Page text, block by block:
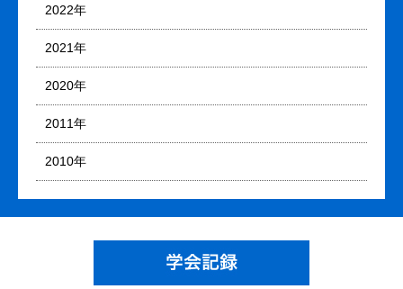
2022年
2021年
2020年
2011年
2010年